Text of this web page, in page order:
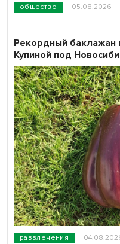
общество 05.08.2026
развлечения
Рекордный баклажан
Купиной под